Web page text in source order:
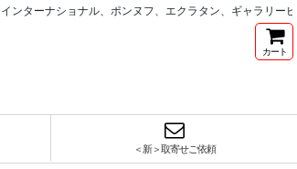
ターナショナル、ポンヌフ、エクラタン、ギャラリー
カート
＜新＞取寄せご依頼